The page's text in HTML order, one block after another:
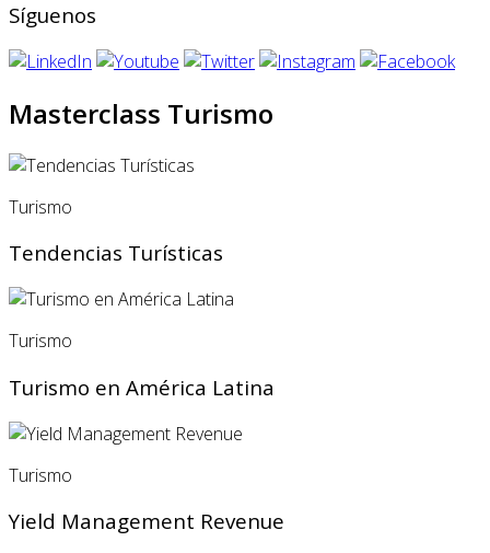
Síguenos
Masterclass Turismo
Turismo
Tendencias Turísticas
Turismo
Turismo en América Latina
Turismo
Yield Management Revenue